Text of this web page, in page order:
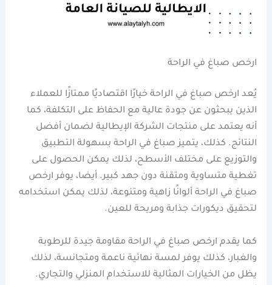
ارخص صباغ في الراحة
يُعد ارخص صباغ في الراحة خيارًا اقتصاديًا ممتازًا للعملاء
الذين يبحثون عن جودة عالية مع الحفاظ على التكلفة، كما
أنه يعتمد على منتجات الشركة الإيطالية لضمان أفضل
النتائج. كذلك، يتميز صباغ في الراحة بسهولة التطبيق
والتوزيع على مختلف الأسطح، لذلك يمكن الحصول على
تغطية متساوية ومتقنة دون جهد كبير. أيضا، يوفر ارخص
صباغ في الراحة ألوانًا زاهية ومتنوعة، لذلك يمكن استخدامه
لتحقيق ديكورات جذابة ومريحة للعين.
كما يقدم ارخص صباغ في الراحة مقاومة جيدة للرطوبة
والغبار، كذلك يوفر لمسة نهائية ناعمة ومتجانسة، لذلك
يظل من الخيارات المثالية للاستخدام المنزلي والتجاري.